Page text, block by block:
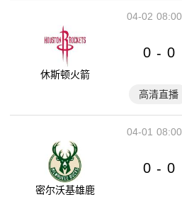
08:00
04-02
休斯顿火箭
0 - 0
高清直播
08:00
04-01
密尔沃基雄鹿
0 - 0